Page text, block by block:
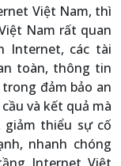
Việt Nam, thì
Nam rất quan
Internet, các tài
toàn, thông tin
đảm bảo an
và kết quả mà
giảm thiểu sự cố
nhanh chóng